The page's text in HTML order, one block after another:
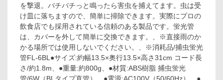
を撃退。バチバチっと鳴ったら害虫を捕えてます。虫は受
け皿に落ちますので、簡単に掃除できます。実際にプロの
飲食店でも採用されている信頼のある製品です。蛍光管
は、カバーを外して簡単に交換できます。、※直接雨のか
かる場所では使用しないでください。、※消耗品/捕虫蛍光
管FL-6BL●サイズ:約幅13.5×奥行13.5×高さ31cm コード長
さ/約1.8m、●重量:約800g、●材質:ABS樹脂 捕虫蛍光